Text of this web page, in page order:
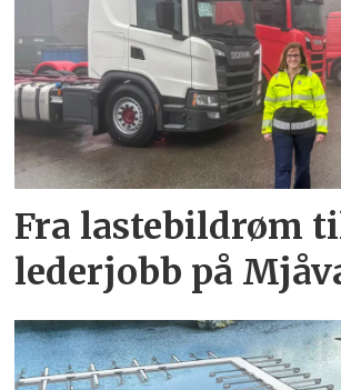
Fra lastebildrøm
lederjobb på